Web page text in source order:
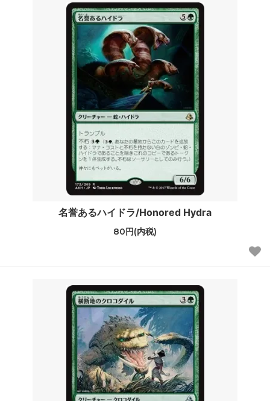
名誉あるハイドラ/Honored Hydra
80円(内税)